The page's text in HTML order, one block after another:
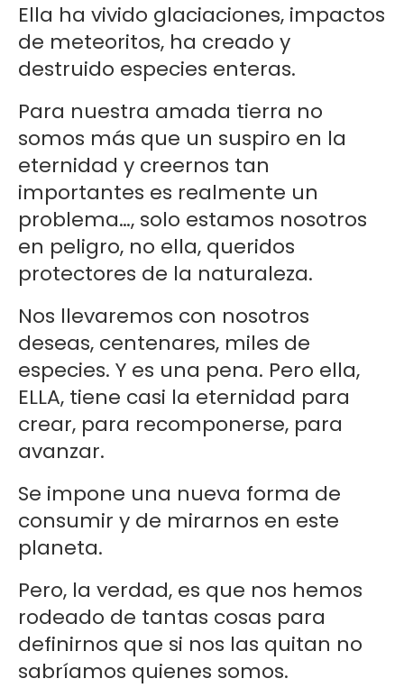
Ella ha vivido glaciaciones, impactos
de meteoritos, ha creado y
destruido especies enteras.
Para nuestra amada tierra no
somos más que un suspiro en la
eternidad y creernos tan
importantes es realmente un
problema…, solo estamos nosotros
en peligro, no ella, queridos
protectores de la naturaleza.
Nos llevaremos con nosotros
deseas, centenares, miles de
especies. Y es una pena. Pero ella,
ELLA, tiene casi la eternidad para
crear, para recomponerse, para
avanzar.
Se impone una nueva forma de
consumir y de mirarnos en este
planeta.
Pero, la verdad, es que nos hemos
rodeado de tantas cosas para
definirnos que si nos las quitan no
sabríamos quienes somos.